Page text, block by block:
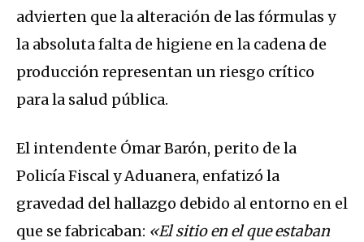
advierten que la alteración de las fórmulas y
la absoluta falta de higiene en la cadena de
producción representan un riesgo crítico
para la salud pública.
El intendente Ómar Barón, perito de la
Policía Fiscal y Aduanera, enfatizó la
gravedad del hallazgo debido al entorno en el
que se fabricaban: «El sitio en el que estaban